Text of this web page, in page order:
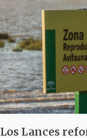
Los Lances